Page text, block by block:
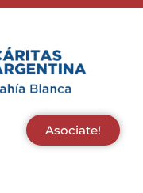
Asociate!